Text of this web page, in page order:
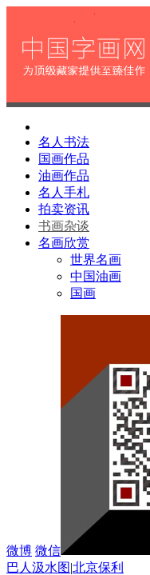
名人书法
国画作品
油画作品
名人手札
拍卖资讯
书画杂谈
名画欣赏
世界名画
中国油画
国画
微博 微信
巴人汲水图|北京保利